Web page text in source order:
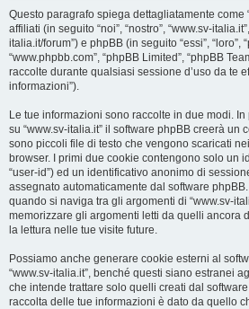
Questo paragrafo spiega dettagliatamente come
affiliati (in seguito “noi”, “nostro”, “www.sv-
italia.it/forum”) e phpBB (in seguito “essi”, “loro”,
“www.phpbb.com”, “phpBB Limited”, “phpBB
raccolte durante qualsiasi sessione d’uso da te
informazioni”).
Le tue informazioni sono raccolte in due modi.
su “www.sv-italia.it” il software phpBB creerà un
sono piccoli file di testo che vengono scaricati
browser. I primi due cookie contengono solo un
“user-id”) ed un identificativo anonimo di
assegnato automaticamente dal software
quando si naviga tra gli argomenti di “www.sv-
memorizzare gli argomenti letti da quelli ancora
la lettura nelle tue visite future.
Possiamo anche generare cookie esterni al
“www.sv-italia.it”, benché questi siano estranei
che intende trattare solo quelli creati dal
raccolta delle tue informazioni è dato da quello